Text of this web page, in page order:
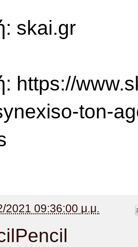
skai.gr
https://
ton-
2021 09:36:00 μ.μ.
Pencil